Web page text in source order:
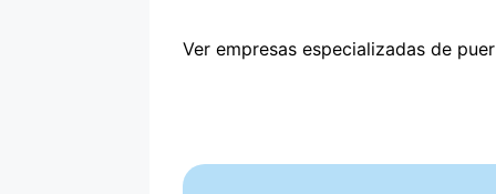
Ver empresas especializadas de